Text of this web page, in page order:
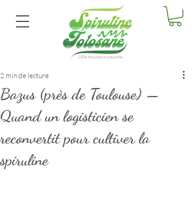
Bazus (près de Toulouse) —
Quand un logisticien se
reconvertit pour cultiver la
spiruline
2 min de lecture